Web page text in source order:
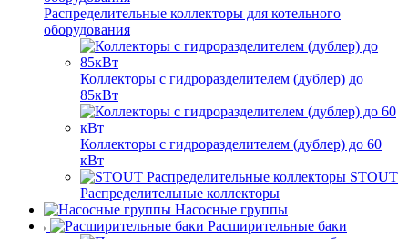
Распределительные коллекторы для котельного
оборудования
Коллекторы с гидроразделителем (дублер) до
85кВт
Коллекторы с гидроразделителем (дублер) до 60
кВт
STOUT
Распределительные коллекторы
Насосные группы
Расширительные баки